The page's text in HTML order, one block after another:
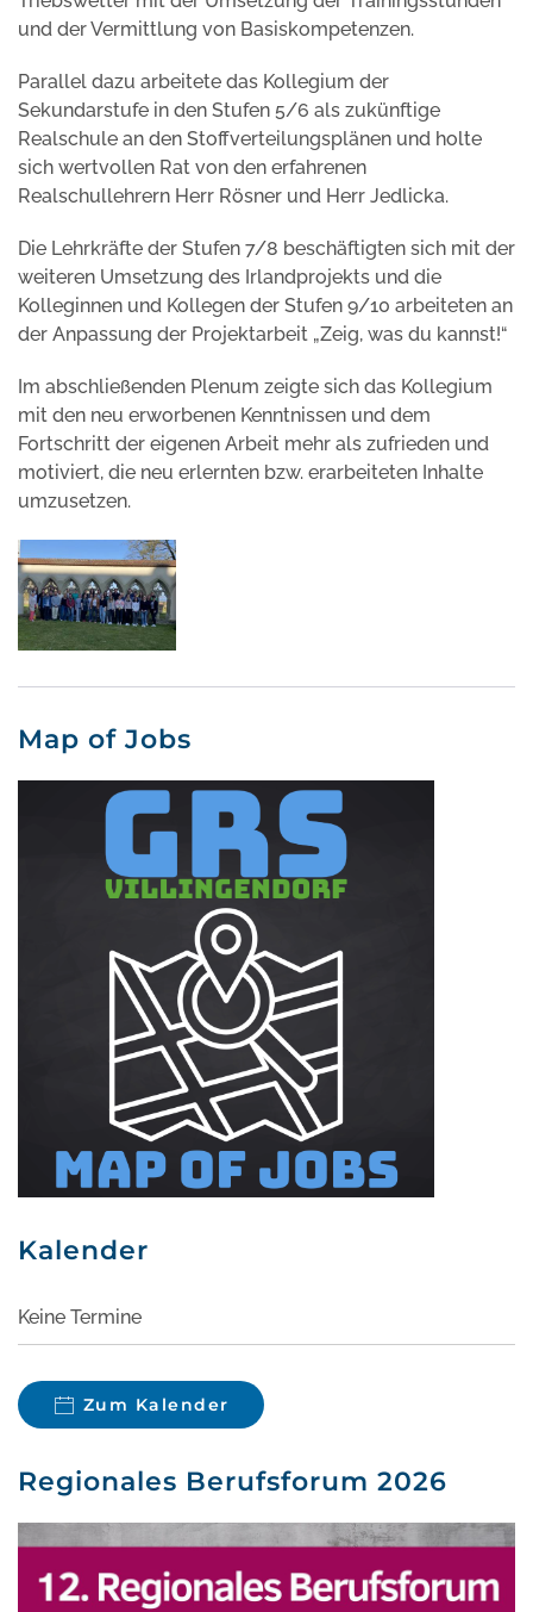
und der Vermittlung von Basiskompetenzen.
Parallel dazu arbeitete das Kollegium der
Sekundarstufe in den Stufen 5/6 als zukünftige
Realschule an den Stoffverteilungsplänen und holte
sich wertvollen Rat von den erfahrenen
Realschullehrern Herr Rösner und Herr Jedlicka.
Die Lehrkräfte der Stufen 7/8 beschäftigten sich mit der
weiteren Umsetzung des Irlandprojekts und die
Kolleginnen und Kollegen der Stufen 9/10 arbeiteten an
der Anpassung der Projektarbeit „Zeig, was du kannst!“
Im abschließenden Plenum zeigte sich das Kollegium
mit den neu erworbenen Kenntnissen und dem
Fortschritt der eigenen Arbeit mehr als zufrieden und
motiviert, die neu erlernten bzw. erarbeiteten Inhalte
umzusetzen.
Map of Jobs
Kalender
Keine Termine
Zum Kalender
Regionales Berufsforum 2026